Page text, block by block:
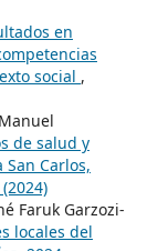
en
social ,
de salud y
Carlos,
Faruk Garzozi-
locales del